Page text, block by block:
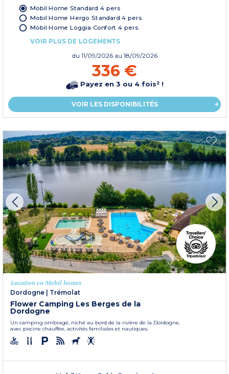
Mobil Home Standard 4 pers
Mobil Home Hergo Standard 4 pers.
Mobil Home Loggia Confort 4 pers.
VOIR PLUS DE LOGEMENTS
du 11/09/2026 au 18/09/2026
336 €
Payez en 3 ou 4 fois² !
VOIR LES DISPONIBILITÉS
Location en Mobil homes
Dordogne | Trémolat
Flower Camping Les Berges de la
Dordogne
Un camping ombragé, niché au bord de la rivière de la Dordogne,
avec piscine chauffée, activités familiales et nautiques.